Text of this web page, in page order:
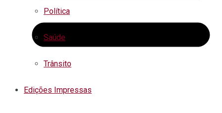
Política
Saúde
Trânsito
Edições Impressas